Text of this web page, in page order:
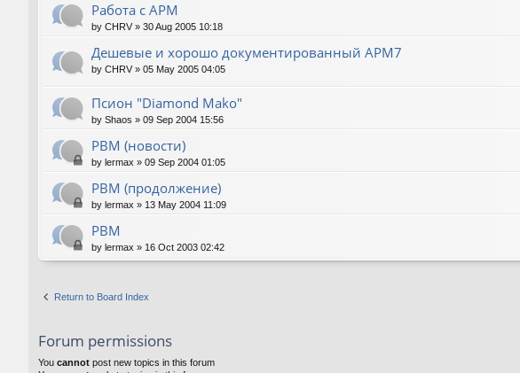
Работа с АРМ
by CHRV » 30 Aug 2005 10:18
Дешевые и хорошо документированный АРМ7
by CHRV » 05 May 2005 04:05
Псион "Diamond Mako"
by Shaos » 09 Sep 2004 15:56
РВМ (новости)
by lermax » 09 Sep 2004 01:05
РВМ (продолжение)
by lermax » 13 May 2004 11:09
РВМ
by lermax » 16 Oct 2003 02:42
Return to Board Index
Forum permissions
You cannot post new topics in this forum